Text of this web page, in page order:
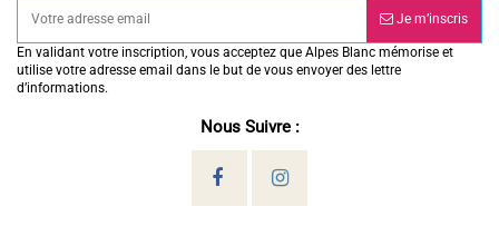
Je m’inscris
En validant votre inscription, vous acceptez que Alpes Blanc mémorise et
utilise votre adresse email dans le but de vous envoyer des lettre
d’informations.
Nous Suivre :